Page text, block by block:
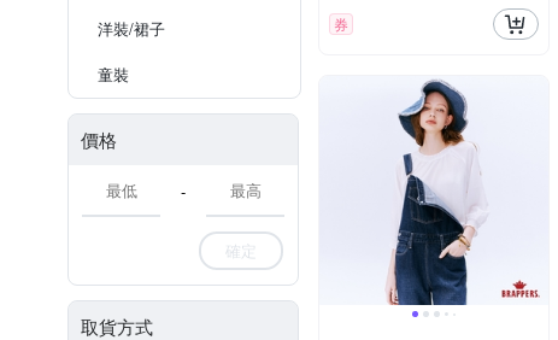
洋裝/​裙子
童裝
價格
-
確定
取貨方式
券